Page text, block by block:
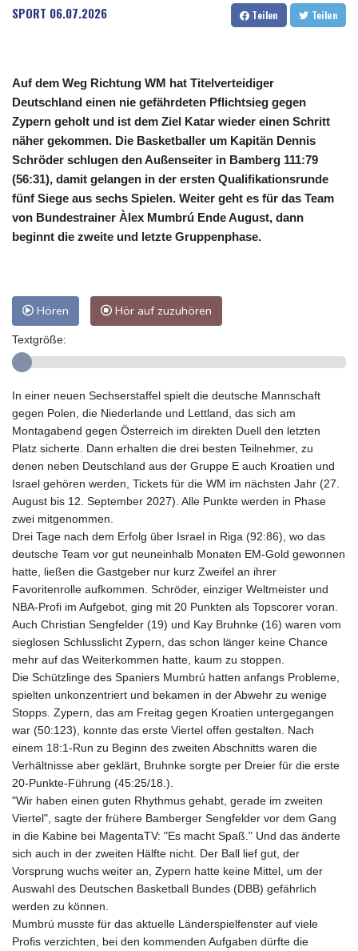
SPORT 06.07.2026 Teilen Teilen
Auf dem Weg Richtung WM hat Titelverteidiger
Deutschland einen nie gefährdeten Pflichtsieg gegen
Zypern geholt und ist dem Ziel Katar wieder einen Schritt
näher gekommen. Die Basketballer um Kapitän Dennis
Schröder schlugen den Außenseiter in Bamberg 111:79
(56:31), damit gelangen in der ersten Qualifikationsrunde
fünf Siege aus sechs Spielen. Weiter geht es für das Team
von Bundestrainer Àlex Mumbrú Ende August, dann
beginnt die zweite und letzte Gruppenphase.
Hören Hör auf zuzuhören
Textgröße:
In einer neuen Sechserstaffel spielt die deutsche Mannschaft
gegen Polen, die Niederlande und Lettland, das sich am
Montagabend gegen Österreich im direkten Duell den letzten
Platz sicherte. Dann erhalten die drei besten Teilnehmer, zu
denen neben Deutschland aus der Gruppe E auch Kroatien und
Israel gehören werden, Tickets für die WM im nächsten Jahr (27.
August bis 12. September 2027). Alle Punkte werden in Phase
zwei mitgenommen.
Drei Tage nach dem Erfolg über Israel in Riga (92:86), wo das
deutsche Team vor gut neuneinhalb Monaten EM-Gold gewonnen
hatte, ließen die Gastgeber nur kurz Zweifel an ihrer
Favoritenrolle aufkommen. Schröder, einziger Weltmeister und
NBA-Profi im Aufgebot, ging mit 20 Punkten als Topscorer voran.
Auch Christian Sengfelder (19) und Kay Bruhnke (16) waren vom
sieglosen Schlusslicht Zypern, das schon länger keine Chance
mehr auf das Weiterkommen hatte, kaum zu stoppen.
Die Schützlinge des Spaniers Mumbrú hatten anfangs Probleme,
spielten unkonzentriert und bekamen in der Abwehr zu wenige
Stopps. Zypern, das am Freitag gegen Kroatien untergegangen
war (50:123), konnte das erste Viertel offen gestalten. Nach
einem 18:1-Run zu Beginn des zweiten Abschnitts waren die
Verhältnisse aber geklärt, Bruhnke sorgte per Dreier für die erste
20-Punkte-Führung (45:25/18.).
"Wir haben einen guten Rhythmus gehabt, gerade im zweiten
Viertel", sagte der frühere Bamberger Sengfelder vor dem Gang
in die Kabine bei MagentaTV: "Es macht Spaß." Und das änderte
sich auch in der zweiten Hälfte nicht. Der Ball lief gut, der
Vorsprung wuchs weiter an, Zypern hatte keine Mittel, um der
Auswahl des Deutschen Basketball Bundes (DBB) gefährlich
werden zu können.
Mumbrú musste für das aktuelle Länderspielfenster auf viele
Profis verzichten, bei den kommenden Aufgaben dürfte die